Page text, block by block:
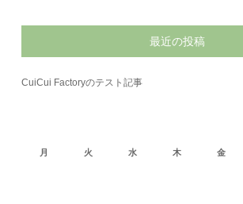
最近の投稿
CuiCui Factoryのテスト記事
月
火 水 木 金